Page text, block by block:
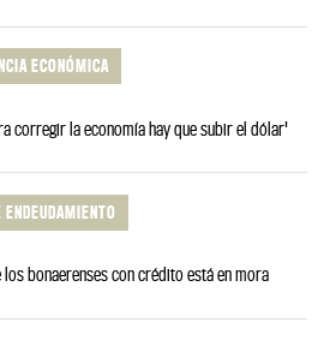
ECONÓMICA
corregir la economía hay que subir el dólar'
los bonaerenses con crédito está en mora